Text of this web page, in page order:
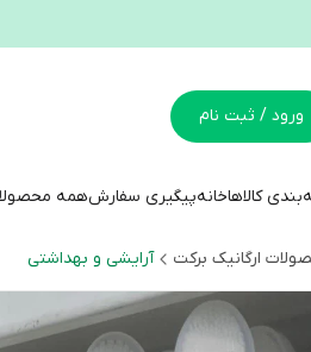
ورود / ثبت نام
کالاهاخانهپیگیری سفارشهمه
ارگانیک برکت آرایشی و بهداشتی